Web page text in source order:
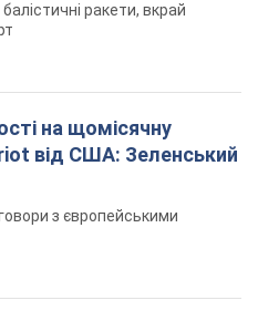
ракети, вкрай
на щомісячну
від США: Зеленський
з європейськими